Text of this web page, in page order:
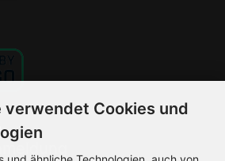
verwendet Cookies und